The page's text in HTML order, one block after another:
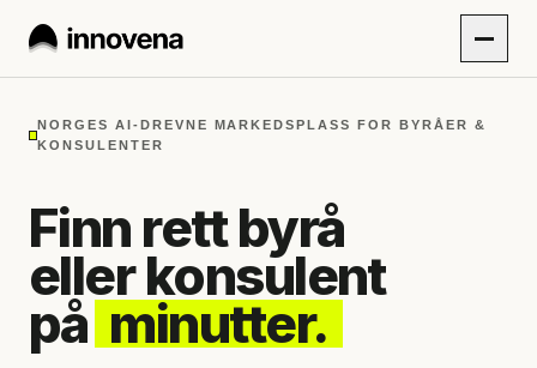
NORGES AI-DREVNE MARKEDSPLASS FOR BYRÅER &
KONSULENTER
Finn rett byrå
eller konsulent
på minutter.